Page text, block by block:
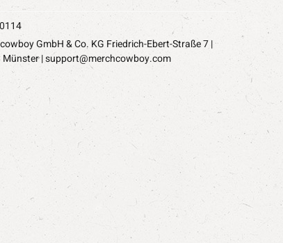
GmbH & Co. KG Friedrich-Ebert-Straße 7 |
Münster |support@merchcowboy.com